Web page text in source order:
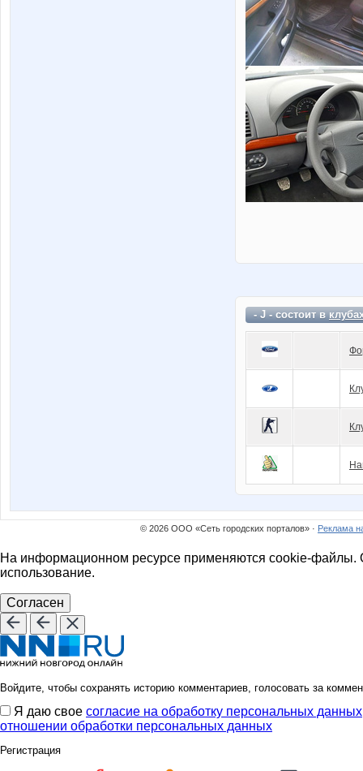
- J - состоит в
© 2026 ООО «Сеть городских порталов» · Реклама
На информационном ресурсе применяются cookie-файлы.
использование.
Согласен
Войдите, чтобы сохранять историю комментариев, голосовать за
Я даю свое согласие на обработку персональных данных
отношении обработки персональных данных
Регистрация